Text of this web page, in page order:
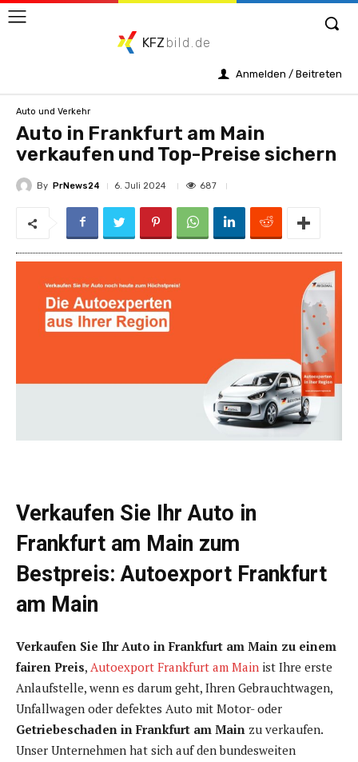
KFZ bild.de
Anmelden / Beitreten
Auto und Verkehr
Auto in Frankfurt am Main
verkaufen und Top-Preise sichern
By PrNews24 6. Juli 2024 687
Verkaufen Sie Ihr Auto in
Frankfurt am Main zum
Bestpreis: Autoexport Frankfurt
am Main
Verkaufen Sie Ihr Auto in Frankfurt am Main zu einem
fairen Preis, Autoexport Frankfurt am Main ist Ihre erste
Anlaufstelle, wenn es darum geht, Ihren Gebrauchtwagen,
Unfallwagen oder defektes Auto mit Motor- oder
Getriebeschaden in Frankfurt am Main zu verkaufen.
Unser Unternehmen hat sich auf den bundesweiten